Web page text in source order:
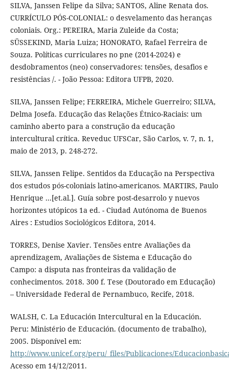
SILVA, Janssen Felipe da Silva; SANTOS, Aline Renata dos.
CURRÍCULO PÓS-COLONIAL: o desvelamento das heranças
coloniais. Org.: PEREIRA, Maria Zuleide da Costa;
SÜSSEKIND, Maria Luiza; HONORATO, Rafael Ferreira de
Souza. Políticas curriculares no pne (2014-2024) e
desdobramentos (neo) conservadores: tensões, desafios e
resistências /. - João Pessoa: Editora UFPB, 2020.
SILVA, Janssen Felipe; FERREIRA, Michele Guerreiro; SILVA,
Delma Josefa. Educação das Relações Étnico-Raciais: um
caminho aberto para a construção da educação
intercultural crítica. Reveduc UFSCar, São Carlos, v. 7, n. 1,
maio de 2013, p. 248-272.
SILVA, Janssen Felipe. Sentidos da Educação na Perspectiva
dos estudos pós-coloniais latino-americanos. MARTIRS, Paulo
Henrique ...[et.al.]. Guía sobre post-desarrolo y nuevos
horizontes utópicos 1a ed. - Ciudad Autónoma de Buenos
Aires : Estudios Sociológicos Editora, 2014.
TORRES, Denise Xavier. Tensões entre Avaliações da
aprendizagem, Avaliações de Sistema e Educação do
Campo: a disputa nas fronteiras da validação de
conhecimentos. 2018. 300 f. Tese (Doutorado em Educação)
– Universidade Federal de Pernambuco, Recife, 2018.
WALSH, C. La Educación Intercultural en la Educación.
Peru: Ministério de Educación. (documento de trabalho),
2005. Disponível em:
http://www.unicef.org/peru/_files/Publicaciones/
Acesso em 14/12/2011.